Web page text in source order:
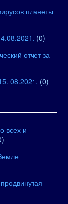
планеты
(0)
отчет за
08.2021. (0)
всех и